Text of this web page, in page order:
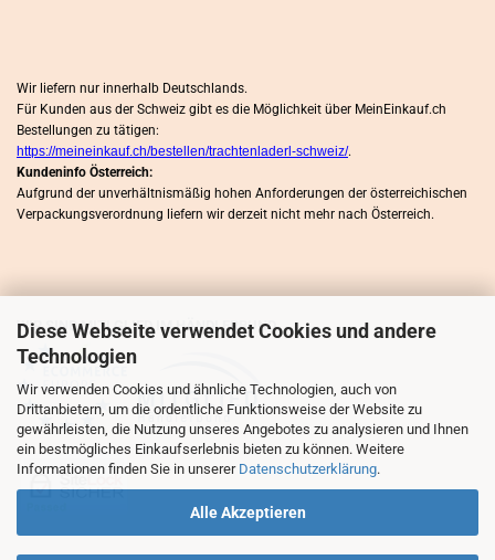
Diese Webseite verwendet Cookies und andere
Technologien
Wir verwenden Cookies und ähnliche Technologien, auch von
Drittanbietern, um die ordentliche Funktionsweise der Website zu
gewährleisten, die Nutzung unseres Angebotes zu analysieren und Ihnen
ein bestmögliches Einkaufserlebnis bieten zu können. Weitere
Informationen finden Sie in unserer Datenschutzerklärung.
Alle Akzeptieren
Wir liefern nur innerhalb Deutschlands.
Für Kunden aus der Schweiz gibt es die Möglichkeit über MeinEinkauf.ch
Bestellungen zu tätigen:
https://meineinkauf.ch/bestellen/trachtenladerl-schweiz/.
Kundeninfo Österreich:
Aufgrund der unverhältnismäßig hohen Anforderungen der österreichischen
Verpackungsverordnung liefern wir derzeit nicht mehr nach Österreich.
WIR SIND MITLGLIED IM HÄNDLERBUND